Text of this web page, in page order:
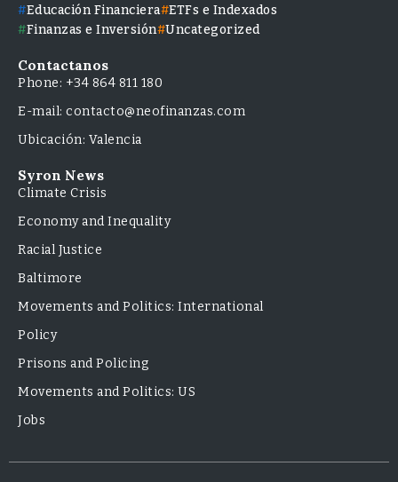
Educación Financiera ETFs e Indexados
Finanzas e Inversión Uncategorized
Contactanos
Phone: +34 864 811 180
E-mail: contacto@neofinanzas.com
Ubicación: Valencia
Syron News
Climate Crisis
Economy and Inequality
Racial Justice
Baltimore
Movements and Politics: International
Policy
Prisons and Policing
Movements and Politics: US
Jobs